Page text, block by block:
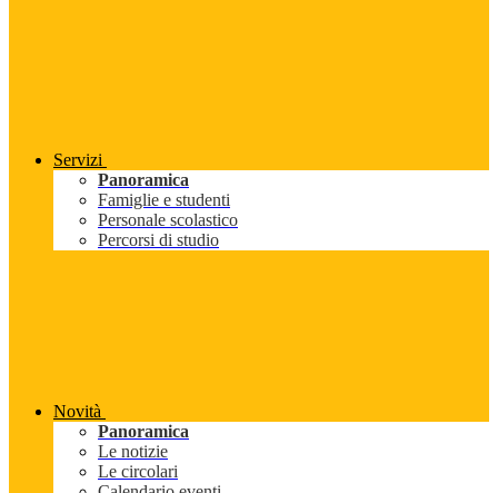
Servizi
Panoramica
Famiglie e studenti
Personale scolastico
Percorsi di studio
Novità
Panoramica
Le notizie
Le circolari